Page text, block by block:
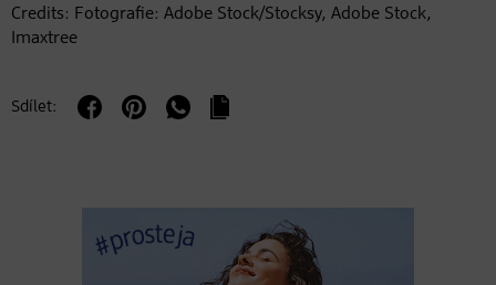
Credits: Fotografie: Adobe Stock/Stocksy, Adobe Stock,
Imaxtree
Sdílet: